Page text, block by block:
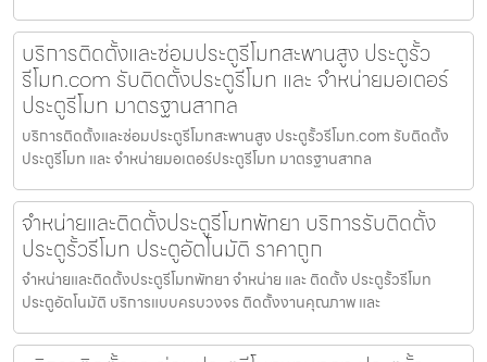
บริการติดตั้งและซ่อมประตูรีโมทสะพานสูง ประตูรั้ว
รีโมท.com รับติดตั้งประตูรีโมท และ จำหน่ายมอเตอร์
ประตูรีโมท มาตรฐานสากล
บริการติดตั้งและซ่อมประตูรีโมทสะพานสูง ประตูรั้วรีโมท.com รับติดตั้ง
ประตูรีโมท และ จำหน่ายมอเตอร์ประตูรีโมท มาตรฐานสากล
จำหน่ายและติดตั้งประตูรีโมทพัทยา บริการรับติดตั้ง
ประตูรั้วรีโมท ประตูอัตโนมัติ ราคาถูก
จำหน่ายและติดตั้งประตูรีโมทพัทยา จำหน่าย และ ติดตั้ง ประตูรั้วรีโมท
ประตูอัตโนมัติ บริการแบบครบวงจร ติดตั้งงานคุณภาพ และ